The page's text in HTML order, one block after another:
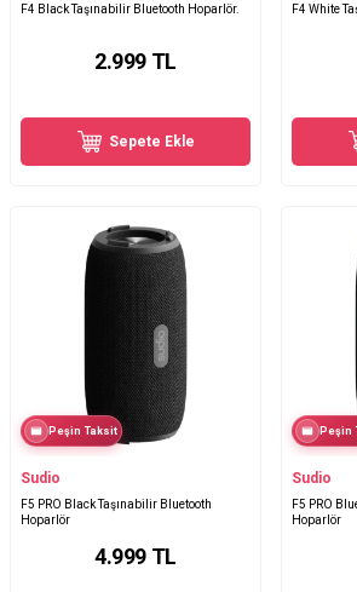
F4 Black Taşınabilir Bluetooth Hoparlör.
2.999 TL
Sepete Ekle
F4 White
Peşin Taksit
Sudio
F5 PRO Black Taşınabilir Bluetooth
Hoparlör
4.999 TL
Peşin
Sudio
F5 PRO
Hoparlör